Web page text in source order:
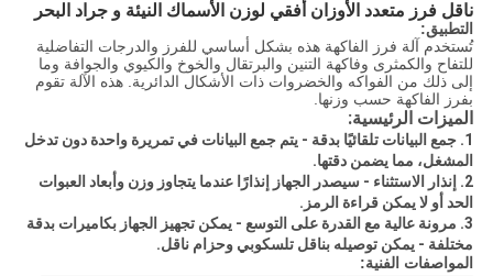
ناقل فرز متعدد الأوزان أفقي لوزن الأسماك النيئة و جراد البحر
التطبيق:
تُستخدم آلة فرز الفاكهة هذه بشكل أساسي للفرز والدرجات التفاضلية
للتفاح والكمثرى وفاكهة التنين والبرتقال والخوخ والكيوي والجوافة وما
إلى ذلك من الفواكه والخضروات ذات الأشكال الدائرية. هذه الآلة تقوم
بفرز الفاكهة حسب وزنها.
الميزات الرئيسية:
1. جمع البيانات تلقائيًا بدقة - يتم جمع البيانات في تمريرة واحدة دون تدخل
المشغل، مما يضمن دقتها.
2. إنذار الاستثناء - سيصدر الجهاز إنذارًا عندما يتجاوز وزن وأبعاد العبوات
الحد أو لا يمكن قراءة الرمز.
3. مرونة عالية مع القدرة على التوسع - يمكن تجهيز الجهاز بكاميرات بدقة
مختلفة - يمكن توصيله بناقل تلسكوبي وحزام ناقل.
المواصفات الفنية: